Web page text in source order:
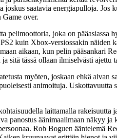
saatavia energiapulloja.
over.
pelimoottoria, joka on
kuin Xbox-versiossakin
aikaan, kun pelin pääsankari
sitä tässä ollaan ilmiselvästi ajettu
myöten, joskaan ehkä
animoituja.
laittamalla
panostus äänimaailmaan näkyy
Rob Boguen ääntelemä